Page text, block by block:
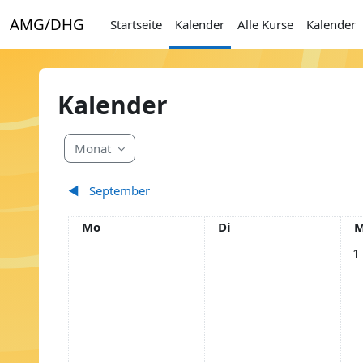
AMG/DHG Startseite Kalender Alle Kurse Kalender
Kalender
Monat
◀︎ September
Montag
Mo Dienstag
Di
1